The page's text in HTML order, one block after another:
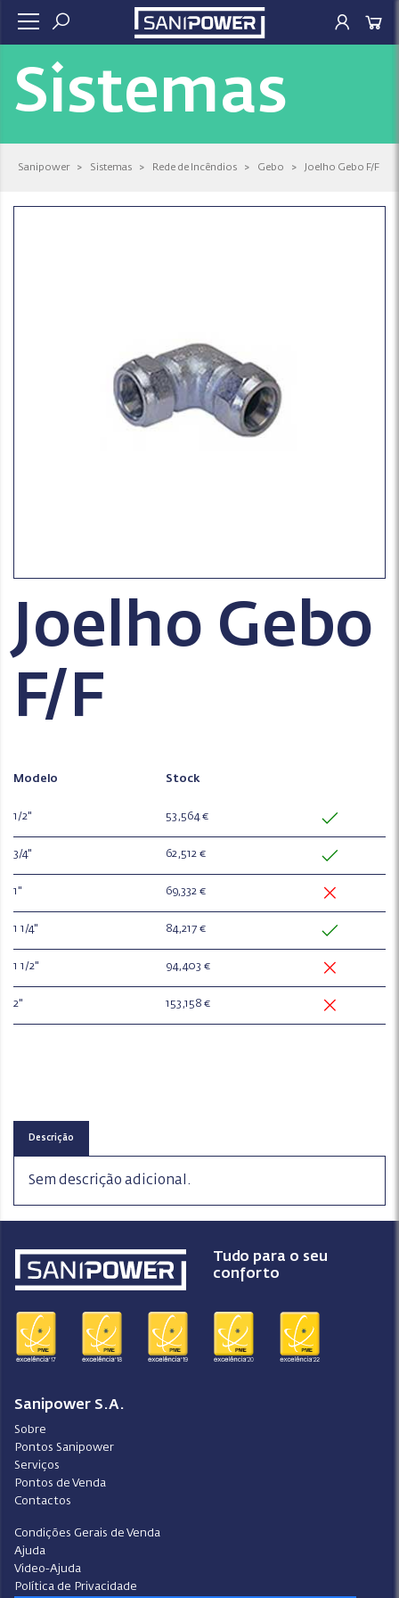
Sistemas
Sanipower > Sistemas > Rede de Incêndios > Gebo > Joelho Gebo F/F
Joelho Gebo
F/F
Modelo Stock
1/2" 53,564 €
3/4" 62,512 €
1" 69,332 €
1 1/4" 84,217 €
1 1/2" 94,403 €
2" 153,158 €
Descrição
Sem descrição adicional.
Tudo para o seu
conforto
Sanipower S.A.
Sobre
Pontos Sanipower
Serviços
Pontos de Venda
Contactos
Condições Gerais de Venda
Ajuda
Video-Ajuda
Política de Privacidade